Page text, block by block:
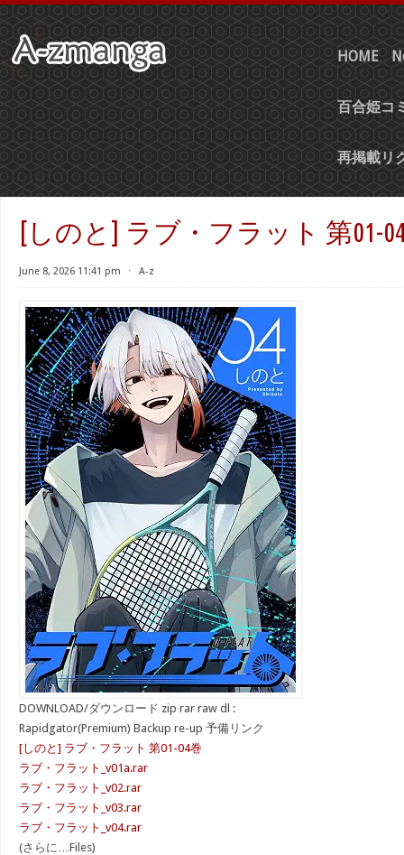
HOME
百合姫コ
再掲載リ
[しのと] ラブ・フラット 第01-
June 8, 2026 11:41 pm ⋅ A-z
DOWNLOAD/ダウンロード zip rar raw dl :
Rapidgator(Premium) Backup re-up 予備リンク
[しのと] ラブ・フラット 第01-04巻
ラブ・フラット_v01a.rar
ラブ・フラット_v02.rar
ラブ・フラット_v03.rar
ラブ・フラット_v04.rar
(さらに…Files)